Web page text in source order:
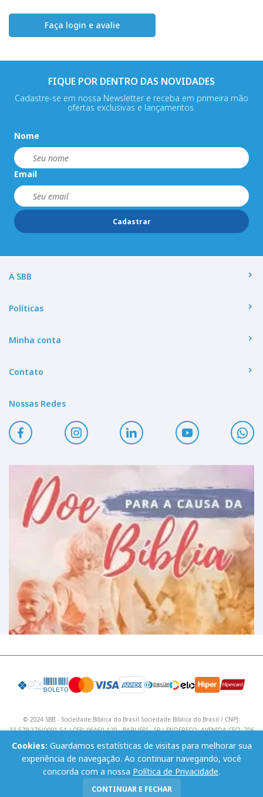
Faça login e avalie
FIQUE POR DENTRO DAS NOVIDADES
Cadastre-se em nossa Newsletter e receba em primeira mão
ofertas exclusivas e lançamentos.
Nome
Email
Cadastrar
A SBB
Políticas
Minha conta
Contato
Nossas Redes
Cookies: Guardamos estatísticas de visitas para melhorar sua
experiência de navegação. Ao continuar navegando, você
concorda com a nossa Política de Privacidade.
CONTINUAR E FECHAR
© 2024 SBB - Sociedade Bíblica do Brasil Sociedade Bíblica do Brasil / CNPJ:
33.579.376/0001-51 / CEP: 06460-120 - BARUERI - SP / ENDEREÇO: AVENIDA CECI, 706
/ Telefone: (11) 4195 9590 / Email: lojavirtual@sbb.org.br .